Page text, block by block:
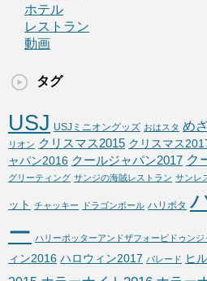
ホテル
レストラン
動画
タグ
USJ USJミニオングッズ おはスタ め
リオン クリスマス2015 クリスマス
ャパン2016 クールジャパン2017 ク
グリーティング サンジの海賊レストラン サンレ
ット チャッキー ドラゴンボール ハリポタ
ー ハリーポッターアンドザフォービドゥンジ
ィン2016 ハロウィン2017 パレード ヒ